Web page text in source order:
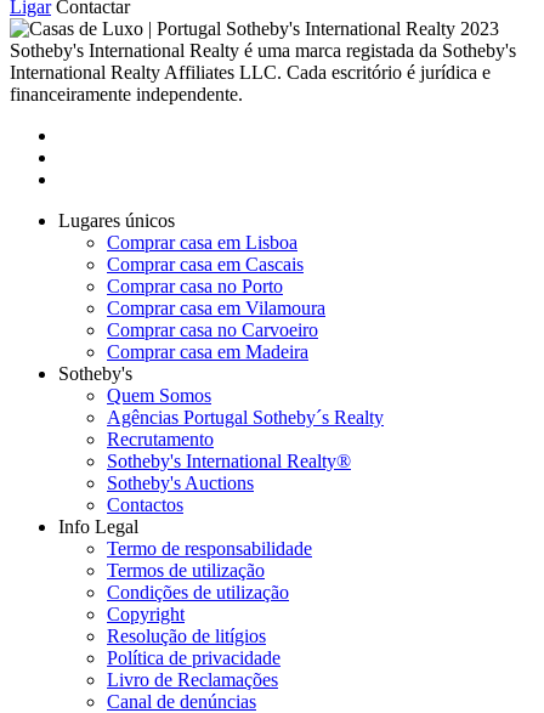
Ligar Contactar
2023
Sotheby's International Realty é uma marca registada da Sotheby's
International Realty Affiliates LLC. Cada escritório é jurídica e
financeiramente independente.
Lugares únicos
Comprar casa em Lisboa
Comprar casa em Cascais
Comprar casa no Porto
Comprar casa em Vilamoura
Comprar casa no Carvoeiro
Comprar casa em Madeira
Sotheby's
Quem Somos
Agências Portugal Sotheby´s Realty
Recrutamento
Sotheby's International Realty®
Sotheby's Auctions
Contactos
Info Legal
Termo de responsabilidade
Termos de utilização
Condições de utilização
Copyright
Resolução de litígios
Política de privacidade
Livro de Reclamações
Canal de denúncias